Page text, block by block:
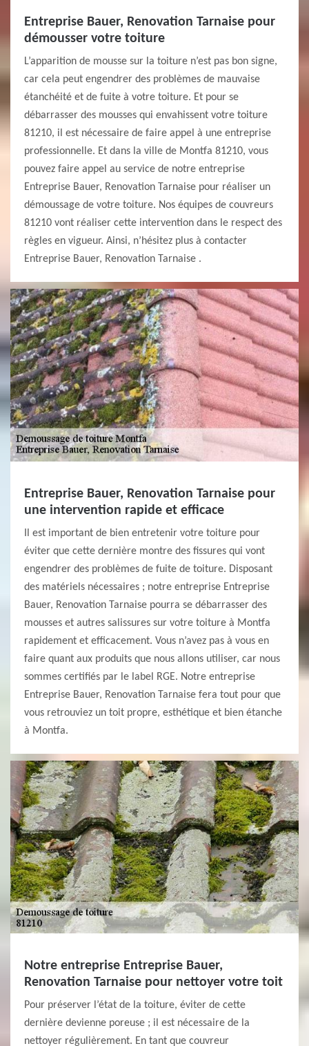
Entreprise Bauer, Renovation Tarnaise pour
démousser votre toiture
L’apparition de mousse sur la toiture n’est pas bon signe,
car cela peut engendrer des problèmes de mauvaise
étanchéité et de fuite à votre toiture. Et pour se
débarrasser des mousses qui envahissent votre toiture
81210, il est nécessaire de faire appel à une entreprise
professionnelle. Et dans la ville de Montfa 81210, vous
pouvez faire appel au service de notre entreprise
Entreprise Bauer, Renovation Tarnaise pour réaliser un
démoussage de votre toiture. Nos équipes de couvreurs
81210 vont réaliser cette intervention dans le respect des
règles en vigueur. Ainsi, n’hésitez plus à contacter
Entreprise Bauer, Renovation Tarnaise .
Entreprise Bauer, Renovation Tarnaise pour
une intervention rapide et efficace
Il est important de bien entretenir votre toiture pour
éviter que cette dernière montre des fissures qui vont
engendrer des problèmes de fuite de toiture. Disposant
des matériels nécessaires ; notre entreprise Entreprise
Bauer, Renovation Tarnaise pourra se débarrasser des
mousses et autres salissures sur votre toiture à Montfa
rapidement et efficacement. Vous n’avez pas à vous en
faire quant aux produits que nous allons utiliser, car nous
sommes certifiés par le label RGE. Notre entreprise
Entreprise Bauer, Renovation Tarnaise fera tout pour que
vous retrouviez un toit propre, esthétique et bien étanche
à Montfa.
Notre entreprise Entreprise Bauer,
Renovation Tarnaise pour nettoyer votre toit
Pour préserver l’état de la toiture, éviter de cette
dernière devienne poreuse ; il est nécessaire de la
nettoyer régulièrement. En tant que couvreur